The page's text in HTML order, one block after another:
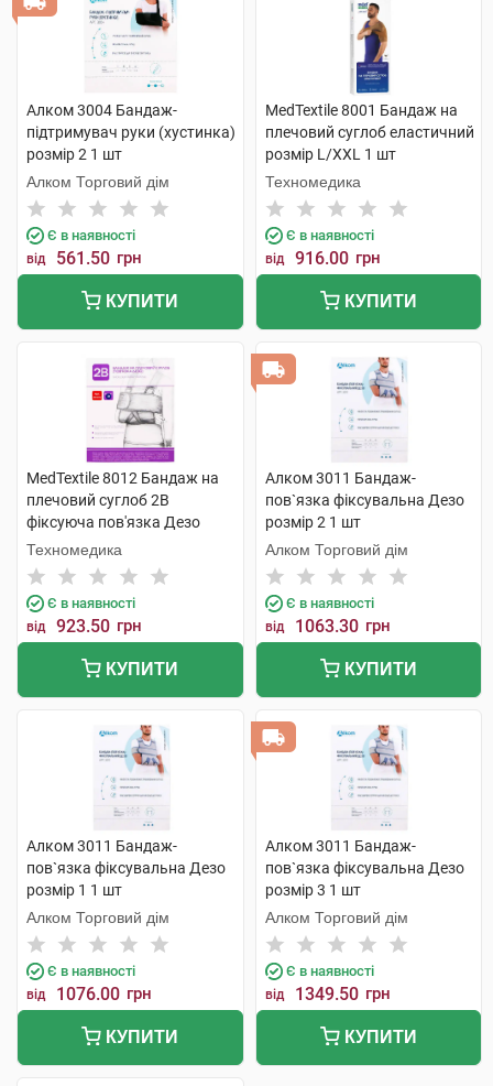
Алком 3004 Бандаж-
підтримувач руки (хустинка)
розмір 2 1 шт
Алком Торговий дім
Є в наявності
від 561.50 грн
КУПИТИ
MedTextile 8001 Бандаж на
плечовий суглоб еластичний
розмір L/XXL 1 шт
Техномедика
Є в наявності
від 916.00 грн
КУПИТИ
MedTextile 8012 Бандаж на
плечовий суглоб 2B
фіксуюча пов'язка Дезо
розмір S/M 1 шт
Техномедика
Є в наявності
від 923.50 грн
КУПИТИ
Алком 3011 Бандаж-
пов`язка фіксувальна Дезо
розмір 2 1 шт
Алком Торговий дім
Є в наявності
від 1063.30 грн
КУПИТИ
Алком 3011 Бандаж-
пов`язка фіксувальна Дезо
розмір 1 1 шт
Алком Торговий дім
Є в наявності
від 1076.00 грн
КУПИТИ
Алком 3011 Бандаж-
пов`язка фіксувальна Дезо
розмір 3 1 шт
Алком Торговий дім
Є в наявності
від 1349.50 грн
КУПИТИ